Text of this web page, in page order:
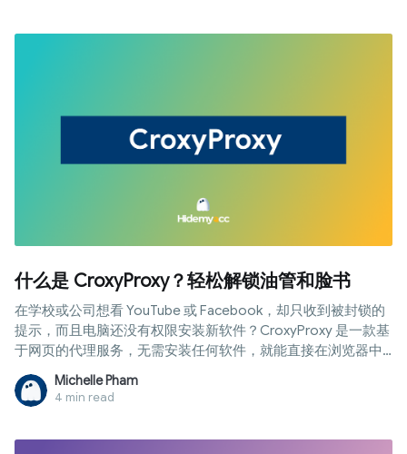
什么是 CroxyProxy？轻松解锁油管和脸书
在学校或公司想看 YouTube 或 Facebook，却只收到被封锁的
提示，而且电脑还没有权限安装新软件？CroxyProxy 是一款基
于网页的代理服务，无需安装任何软件，就能直接在浏览器中
访问各类受限网站。本文将首先为您提供 CroxyProxy 的快速上
手指南，助您即刻恢复网站访问，随后深入解析其工作原理、
优缺点、安全性以及在哪些场景下您需要考虑其他替代方案。
Michelle Pham
4 min read